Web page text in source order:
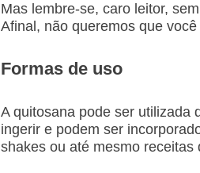
Mas lembre-se, caro leitor,
Afinal, não queremos que
Formas de uso
A quitosana pode ser utilizada
ingerir e podem ser
shakes ou até mesmo